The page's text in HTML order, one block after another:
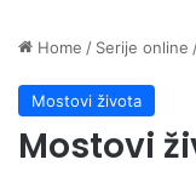
Home / Serije online
Mostovi života
Mostovi